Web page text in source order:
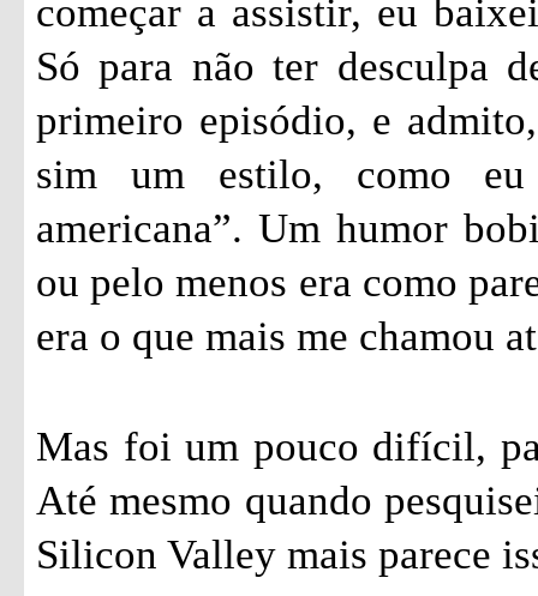
começar a assistir, eu
Só para não ter desculpa
primeiro episódio, e
sim um estilo, como eu
americana”. Um humor
ou pelo menos era como
era o que mais me chamou
Mas foi um pouco difícil,
Até mesmo quando
Silicon Valley mais parece